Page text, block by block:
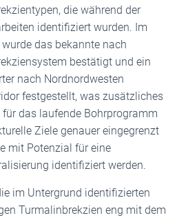
die während der
identifiziert wurden. Im
das bekannte nach
bestätigt und ein
nach Nordnordwesten
festgestellt, was zusätzliches
das laufende Bohrprogramm
Ziele genauer eingegrenzt
mit Potenzial für eine
identifiziert werden.
im Untergrund identifizierten
Turmalinbrekzien eng mit dem